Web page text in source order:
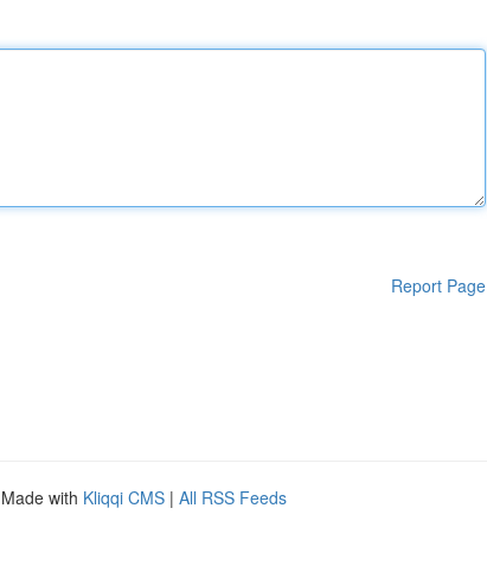
Report Page
with Kliqqi CMS | All RSS Feeds